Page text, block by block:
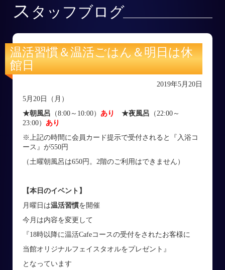
ス タッフブログ
温活習慣＆温活ごはん＆明日は休
館日
2019年5月20日
5月20日（月）
★朝風呂 （8:00～10:00） あり ★夜風呂 （22:00～
23:00） あり
※上記の時間に会員カード提示で受付されると『入浴コ
ース』が550円
（土曜朝風呂は650円。2階のご利用はできません）
【本日のイベント】
月曜日は温活習慣を開催
今月は内容を変更して
『18時以降に温活Cafeコースの受付をされたお客様に
当館オリジナルフェイスタオルをプレゼント』
となっています